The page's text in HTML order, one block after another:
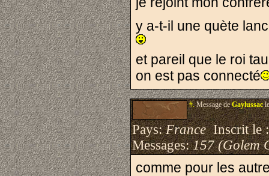
y a-t-il une quète
et pareil que le roi
on est pas connecté
#.Message deGaylussac
Pays:FranceInscrit le
Messages:157 (Golem
comme pour les